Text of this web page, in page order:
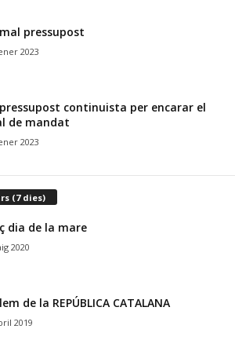
pressupost
2023
continuista per encarar el
de mandat
2023
(7 dies)
dia de la mare
2020
de la REPÚBLICA CATALANA
2019